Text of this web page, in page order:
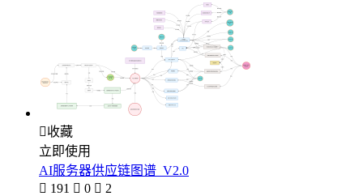
收藏
立即使用
AI服务器供应链图谱_V2.0
 191  0  2